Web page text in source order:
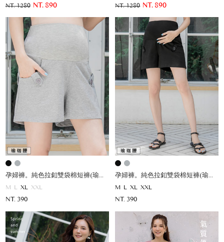
NT. 1280 NT. 890 NT. 1280 NT. 890
孕婦褲。純色拉釦雙袋棉短褲(瑜珈腰)
M L XL XXL
NT. 390
孕婦褲。純色拉釦雙袋棉短褲(瑜珈腰)
M L XL XXL
NT. 390